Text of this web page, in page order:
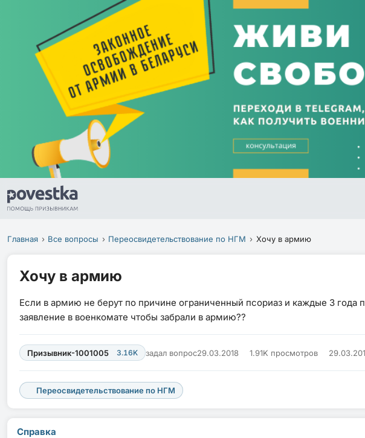
Главная Все вопросы Переосвидетельствование по НГМ Хочу в армию
Хочу в армию
Если в армию не берут по причине ограниченный псориаз и каждые 3 года
заявление в военкомате чтобы забрали в армию??
Призывник-1001005 3.16K задал вопрос29.03.2018 1.91K просмотров
Переосвидетельствование по НГМ
Справка